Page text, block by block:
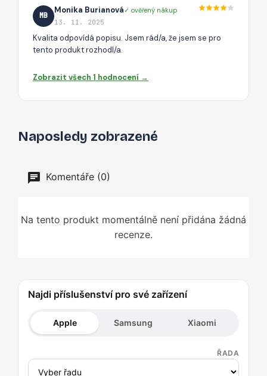
MB
Monika Burianová✓ ověřený nákup
13. 11. 2025
Kvalita odpovídá popisu. Jsem rád/a, že jsem se pro
tento produkt rozhodl/a.
Zobrazit všech 1 hodnocení →
Naposledy zobrazené
Komentáře (0)
Na tento produkt momentálně není přidána žádná
recenze.
Najdi příslušenství pro své zařízení
Apple Samsung Xiaomi
ŘADA